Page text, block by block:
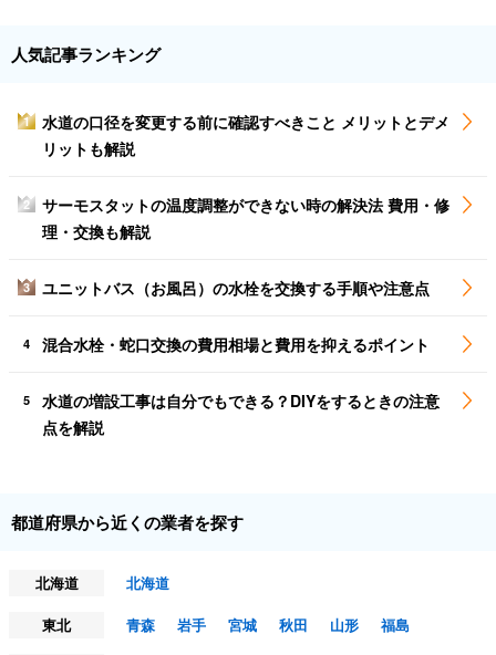
人気記事ランキング
1
水道の口径を変更する前に確認すべきこと メリットとデメ
リットも解説
2
サーモスタットの温度調整ができない時の解決法 費用・修
理・交換も解説
3 ユニットバス（お風呂）の水栓を交換する手順や注意点
4 混合水栓・蛇口交換の費用相場と費用を抑えるポイント
5
水道の増設工事は自分でもできる？DIYをするときの注意
点を解説
都道府県から近くの業者を探す
北海道
北海道
東北
青森 岩手 宮城 秋田 山形
福島